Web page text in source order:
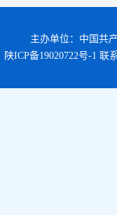
主办单位：中国共
陕ICP备19020722号-1 联